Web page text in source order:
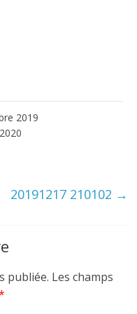
2019
20191217 210102 →
publiée. Les champs